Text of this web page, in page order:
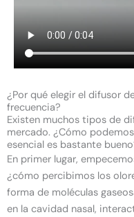
¿Por qué elegir el difusor
frecuencia?
Existen muchos tipos de
mercado. ¿Cómo
esencial es bastante
En primer lugar,
¿cómo percibimos los
forma de moléculas
en la cavidad nasal,